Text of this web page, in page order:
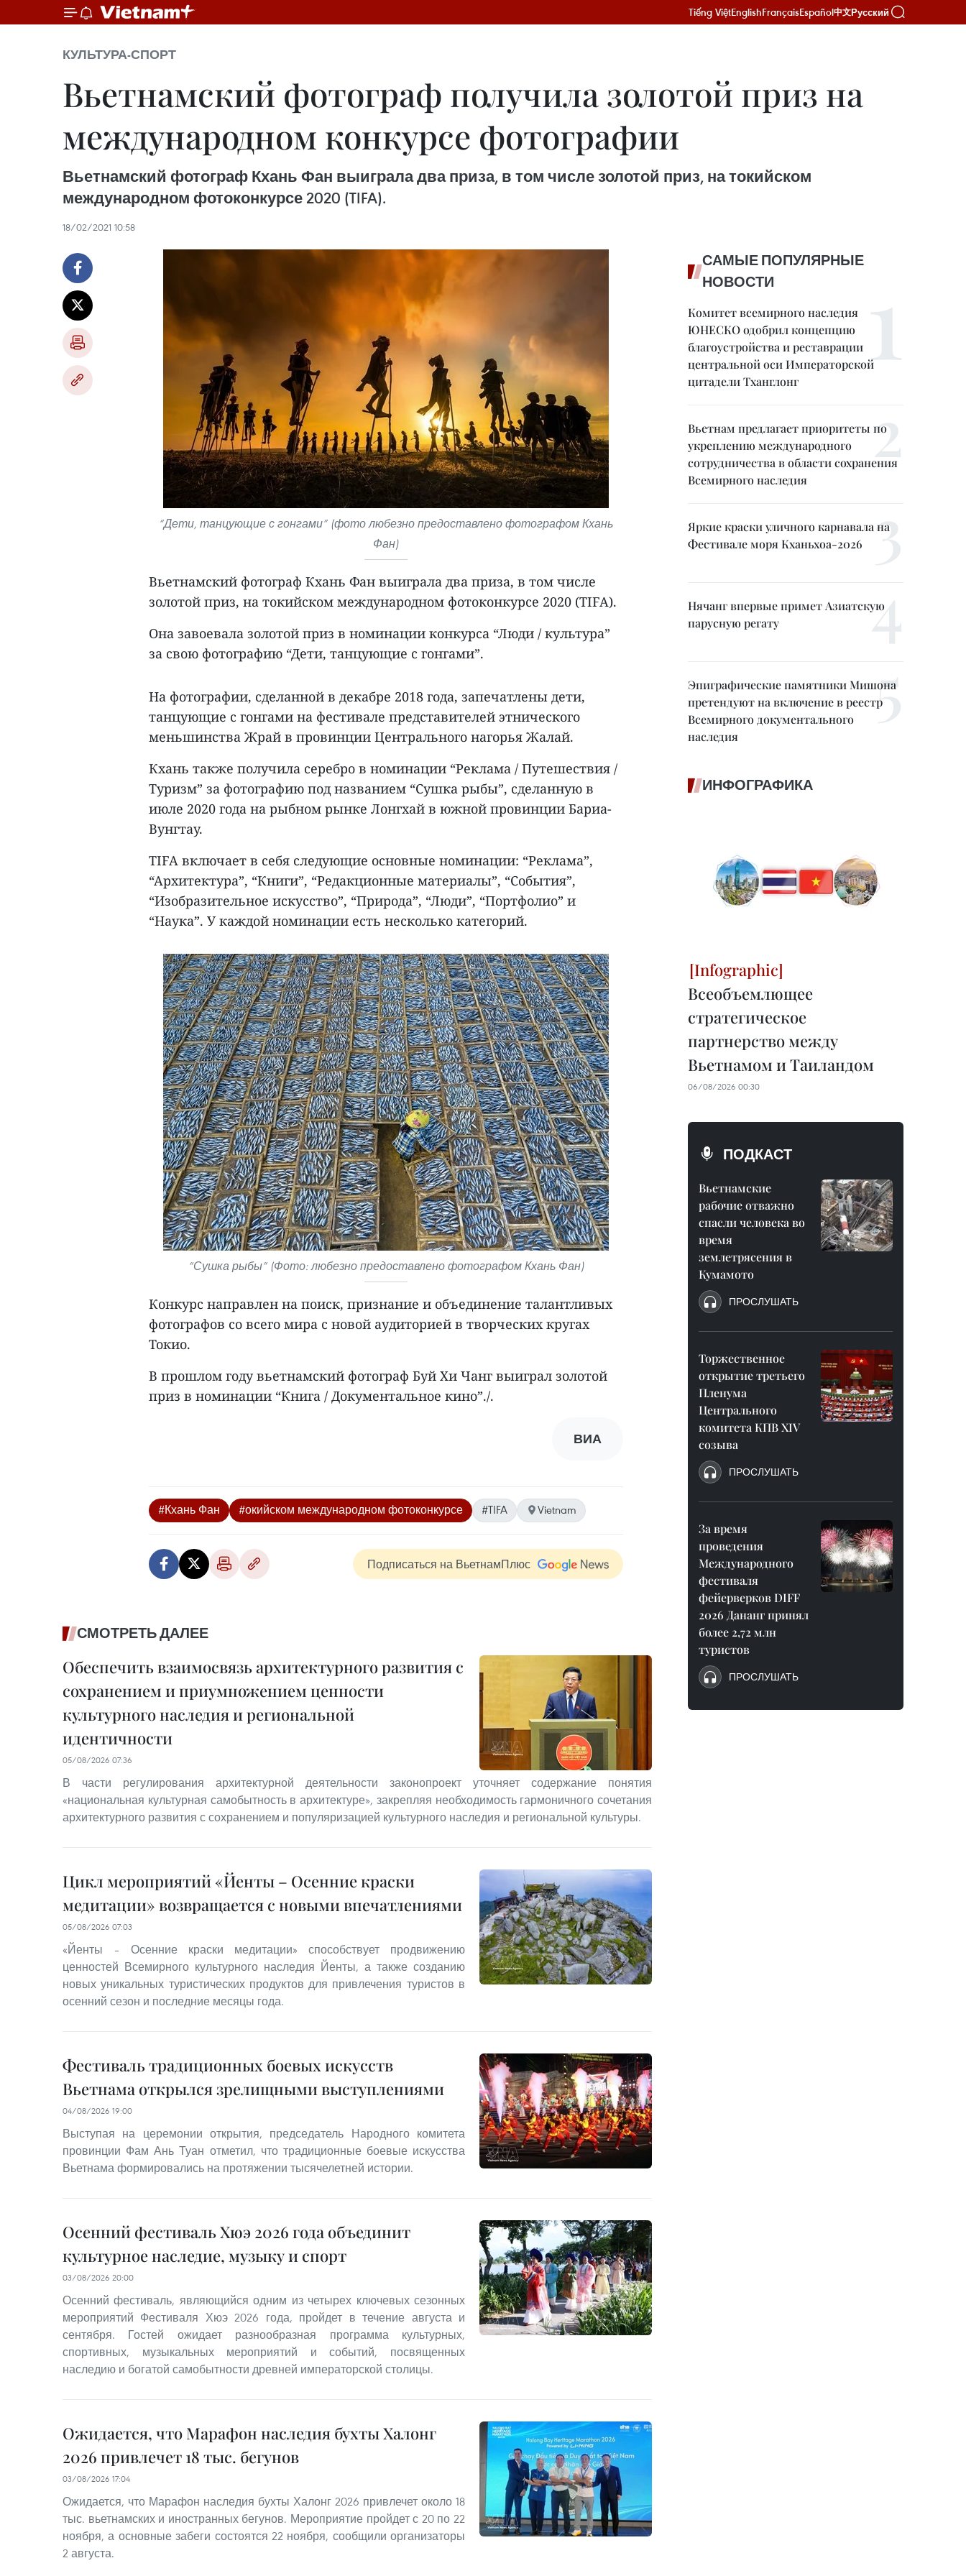
Tiếng ViệtEnglishFrançaisEspañol中文Русский
КУЛЬТУРА-СПОРТ
Вьетнамский фотограф получила золотой приз на
международном конкурсе фотографии
Вьетнамский фотограф Кхань Фан выиграла два приза, в том числе золотой приз, на токийском
международном фотоконкурсе 2020 (TIFA).
18/02/2021 10:58
“Дети, танцующие с гонгами” (фото любезно предоставлено фотографом Кхань
Фан)
Вьетнамский фотограф Кхань Фан выиграла два приза, в том числе
золотой приз, на токийском международном фотоконкурсе 2020 (TIFA).
Она завоевала золотой приз в номинации конкурса “Люди / культура”
за свою фотографию “Дети, танцующие с гонгами”.
На фотографии, сделанной в декабре 2018 года, запечатлены дети,
танцующие с гонгами на фестивале представителей этнического
меньшинства Жрай в провинции Центрального нагорья Жалай.
Кхань также получила серебро в номинации “Реклама / Путешествия /
Туризм” за фотографию под названием “Сушка рыбы”, сделанную в
июле 2020 года на рыбном рынке Лонгхай в южной провинции Бариа-
Вунгтау.
TIFA включает в себя следующие основные номинации: “Реклама”,
“Архитектура”, “Книги”, “Редакционные материалы”, “События”,
“Изобразительное искусство”, “Природа”, “Люди”, “Портфолио” и
“Наука”. У каждой номинации есть несколько категорий.
“Сушка рыбы” (Фото: любезно предоставлено фотографом Кхань Фан)
Конкурс направлен на поиск, признание и объединение талантливых
фотографов со всего мира с новой аудиторией в творческих кругах
Токио.
В прошлом году вьетнамский фотограф Буй Хи Чанг выиграл золотой
приз в номинации “Книга / Документальное кино”./.
ВИА
#Кхань Фан #окийском международном фотоконкурсе #TIFA Vietnam
Подписаться на ВьетнамПлюс
СМОТРЕТЬ ДАЛЕЕ
Обеспечить взаимосвязь архитектурного развития с
сохранением и приумножением ценности
культурного наследия и региональной
идентичности
05/08/2026 07:36
В части регулирования архитектурной деятельности законопроект уточняет содержание понятия
«национальная культурная самобытность в архитектуре», закрепляя необходимость гармоничного сочетания
архитектурного развития с сохранением и популяризацией культурного наследия и региональной культуры.
Цикл мероприятий «Йенты – Осенние краски
медитации» возвращается с новыми впечатлениями
05/08/2026 07:03
«Йенты – Осенние краски медитации» способствует продвижению
ценностей Всемирного культурного наследия Йенты, а также созданию
новых уникальных туристических продуктов для привлечения туристов в
осенний сезон и последние месяцы года.
Фестиваль традиционных боевых искусств
Вьетнама открылся зрелищными выступлениями
04/08/2026 19:00
Выступая на церемонии открытия, председатель Народного комитета
провинции Фам Ань Туан отметил, что традиционные боевые искусства
Вьетнама формировались на протяжении тысячелетней истории.
Осенний фестиваль Хюэ 2026 года объединит
культурное наследие, музыку и спорт
03/08/2026 20:00
Осенний фестиваль, являющийся одним из четырех ключевых сезонных
мероприятий Фестиваля Хюэ 2026 года, пройдет в течение августа и
сентября. Гостей ожидает разнообразная программа культурных,
спортивных, музыкальных мероприятий и событий, посвященных
наследию и богатой самобытности древней императорской столицы.
Ожидается, что Марафон наследия бухты Халонг
2026 привлечет 18 тыс. бегунов
03/08/2026 17:04
Ожидается, что Марафон наследия бухты Халонг 2026 привлечет около 18
тыс. вьетнамских и иностранных бегунов. Мероприятие пройдет с 20 по 22
ноября, а основные забеги состоятся 22 ноября, сообщили организаторы
2 августа.
САМЫЕ ПОПУЛЯРНЫЕ
НОВОСТИ
Комитет всемирного наследия
ЮНЕСКО одобрил концепцию
благоустройства и реставрации
центральной оси Императорской
цитадели Тханглонг
Вьетнам предлагает приоритеты по
укреплению международного
сотрудничества в области сохранения
Всемирного наследия
Яркие краски уличного карнавала на
Фестивале моря Кханьхоа-2026
Нячанг впервые примет Азиатскую
парусную регату
Эпиграфические памятники Мишона
претендуют на включение в реестр
Всемирного документального
наследия
ИНФОГРАФИКА
Всеобъемлющее
стратегическое
партнерство между
Вьетнамом и Таиландом
06/08/2026 00:30
ПОДКАСТ
Вьетнамские
рабочие отважно
спасли человека во
время
землетрясения в
Кумамото
ПРОСЛУШАТЬ
Торжественное
открытие третьего
Пленума
Центрального
комитета КПВ XIV
созыва
ПРОСЛУШАТЬ
За время
проведения
Международного
фестиваля
фейерверков DIFF
2026 Дананг принял
более 2,72 млн
туристов
ПРОСЛУШАТЬ